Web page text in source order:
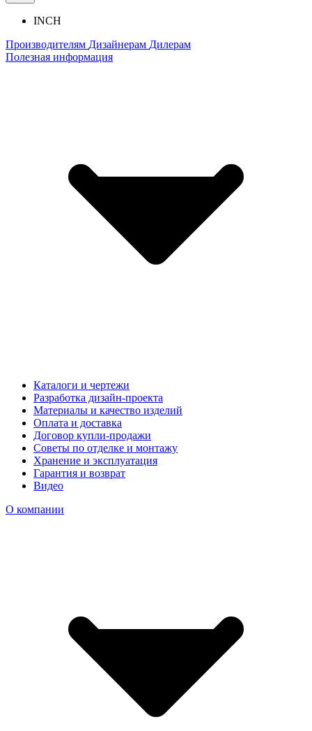
INCH
Производителям Дизайнерам Дилерам
Полезная информация
Каталоги и чертежи
Разработка дизайн-проекта
Материалы и качество изделий
Оплата и доставка
Договор купли-продажи
Советы по отделке и монтажу
Хранение и эксплуатация
Гарантия и возврат
Видео
О компании